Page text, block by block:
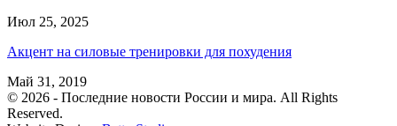
Июл 25, 2025
Акцент на силовые тренировки для похудения
Май 31, 2019
© 2026 - Последние новости России и мира. All Rights
Reserved.